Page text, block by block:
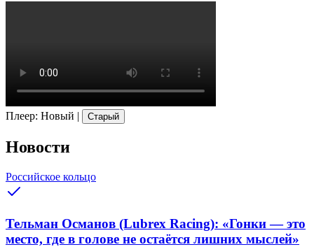
Плеер: Новый | Старый
Новости
Российское кольцо
Тельман Османов (Lubrex Racing): «Гонки — это
место, где в голове не остаётся лишних мыслей»